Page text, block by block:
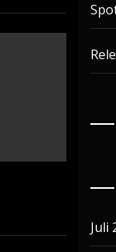
Juli